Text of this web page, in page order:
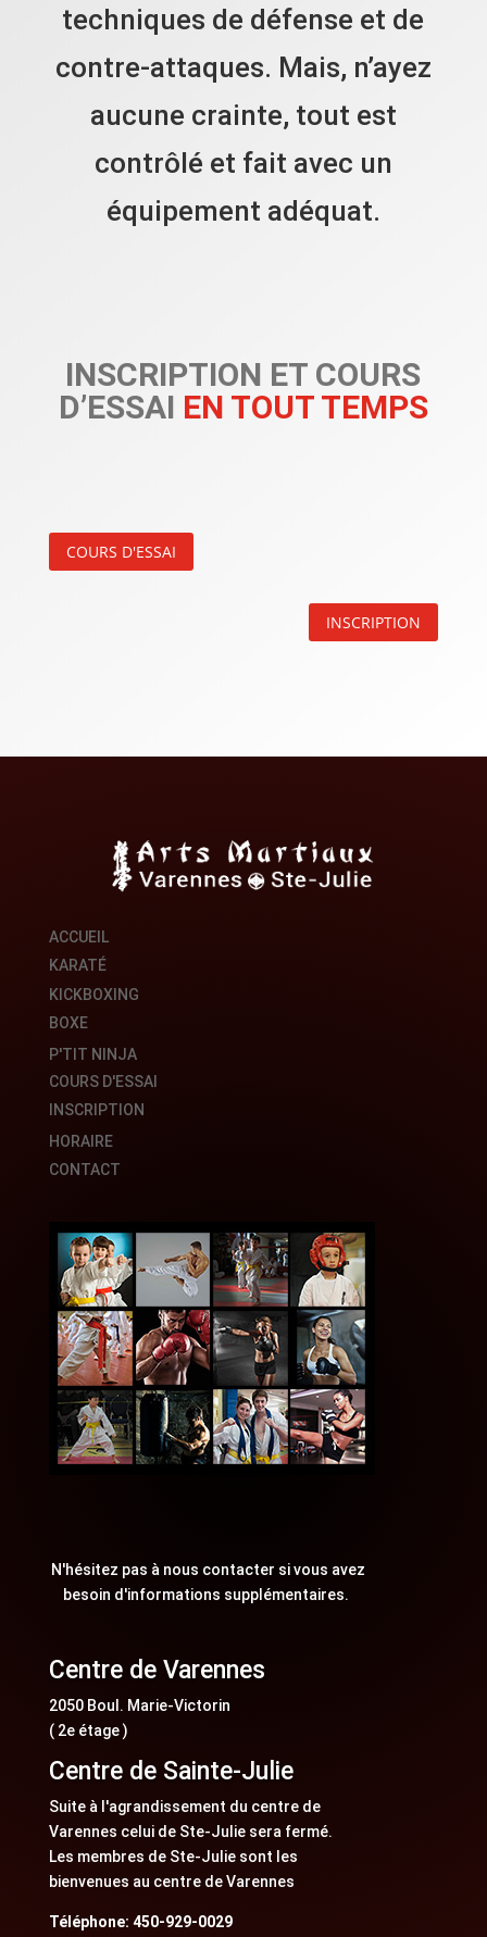
techniques de défense et de
contre-attaques. Mais, n’ayez
aucune crainte, tout est
contrôlé et fait avec un
équipement adéquat.
INSCRIPTION ET COURS
D’ESSAI EN TOUT TEMPS
COURS D'ESSAI
INSCRIPTION
ACCUEIL
KARATÉ
KICKBOXING
BOXE
P'TIT NINJA
COURS D'ESSAI
INSCRIPTION
HORAIRE
CONTACT
N'hésitez pas à nous contacter si vous avez
besoin d'informations supplémentaires.
Centre de Varennes
2050 Boul. Marie-Victorin
( 2e étage )
Centre de Sainte-Julie
Suite à l'agrandissement du centre de
Varennes celui de Ste-Julie sera fermé.
Les membres de Ste-Julie sont les
bienvenues au centre de Varennes
Téléphone: 450-929-0029